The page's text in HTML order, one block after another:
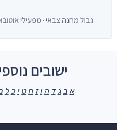
גבול מחנה צבאי · מפעילי אוטובוסים
ישובים
א ב ג ד ה ו ז ח ט י כ ל